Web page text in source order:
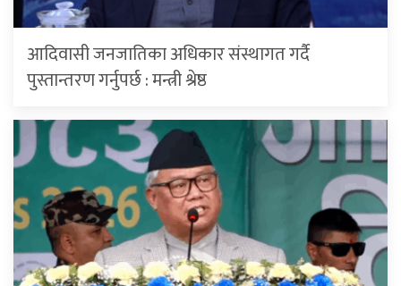
आदिवासी जनजातिका अधिकार संस्थागत गर्दै
पुस्तान्तरण गर्नुपर्छ : मन्त्री श्रेष्ठ